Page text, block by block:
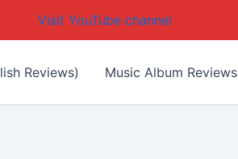
Visit YouTube channel
Reviews) Music Album Reviews